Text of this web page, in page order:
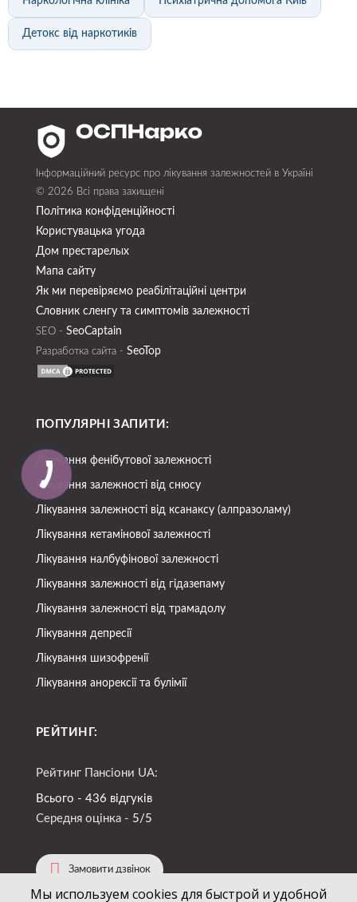
Детокс від наркотиків
Інформаційний ресурс про лікування залежностей в Україні
© 2026 Всі права захищені
Політика конфіденційності
Користувацька угода
Дом престарелых
Мапа сайту
Як ми перевіряємо реабілітаційні центри
Словник сленгу та симптомів залежності
SEO - SeoСaptain
Разработка сайта - SeoTop
ПОПУЛЯРНІ ЗАПИТИ:
Лікування фенібутової залежності
Лікування залежності від снюсу
Лікування залежності від ксанаксу (алпразоламу)
Лікування кетамінової залежності
Лікування налбуфінової залежності
Лікування залежності від гідазепаму
Лікування залежності від трамадолу
Лікування депресії
Лікування шизофренії
Лікування анорексії та булімії
РЕЙТИНГ:
Рейтинг Пансіони UA:
Всього - 436 відгуків
Середня оцінка - 5/5
Замовити дзвінок
Мы используем cookies для быстрой и удобной